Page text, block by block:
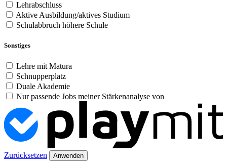
Lehrabschluss
Aktive Ausbildung/aktives Studium
Schulabbruch höhere Schule
Sonstiges
Lehre mit Matura
Schnupperplatz
Duale Akademie
Nur passende Jobs meiner Stärkenanalyse von
Zurücksetzen Anwenden